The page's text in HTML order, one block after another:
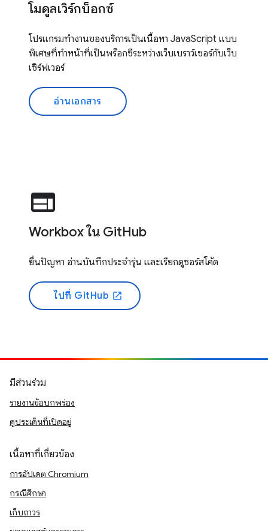
โมดูลเวิร์กบ็อกซ์
โปรแกรมทำงานของบริการเป็นเนื้อหา JavaScript แบบ
พิเศษที่ทำหน้าที่เป็นพร็อกซีระหว่างเว็บเบราว์เซอร์กับเว็บ
เซิร์ฟเวอร์
อ่านเอกสาร
web
Workbox ใน GitHub
ยื่นปัญหา อ่านบันทึกประจำรุ่น และเรียกดูซอร์สโค้ด
ไปที่ GitHub open_in_new
มีส่วนร่วม
รายงานข้อบกพร่อง
ดูประเด็นที่เปิดอยู่
เนื้อหาที่เกี่ยวข้อง
การอัปเดต Chromium
กรณีศึกษา
เก็บถาวร